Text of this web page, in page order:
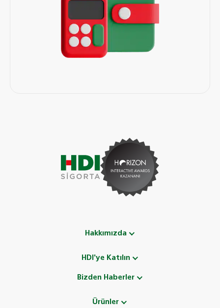
Hakkımızda
HDI'ye Katılın
Bizden Haberler
Ürünler